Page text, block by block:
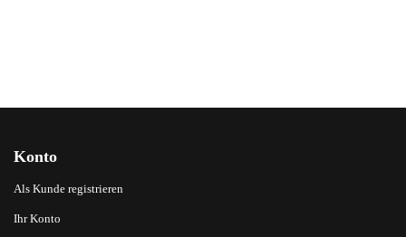
Konto
Als Kunde registrieren
Ihr Konto